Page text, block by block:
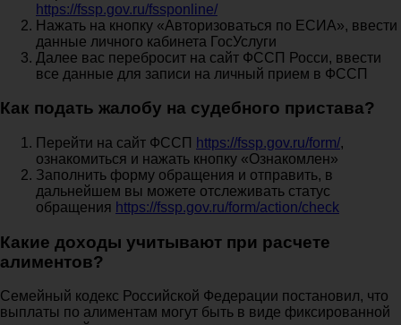
https://fssp.gov.ru/fssponline/
Нажать на кнопку «Авторизоваться по ЕСИА», ввести
данные личного кабинета ГосУслуги
Далее вас перебросит на сайт ФССП Росси, ввести
все данные для записи на личный прием в ФССП
Как подать жалобу на судебного пристава?
Перейти на сайт ФССП https://fssp.gov.ru/form/,
ознакомиться и нажать кнопку «Ознакомлен»
Заполнить форму обращения и отправить, в
дальнейшем вы можете отслеживать статус
обращения https://fssp.gov.ru/form/action/check
Какие доходы учитывают при расчете
алиментов?
Семейный кодекс Российской Федерации постановил, что
выплаты по алиментам могут быть в виде фиксированной